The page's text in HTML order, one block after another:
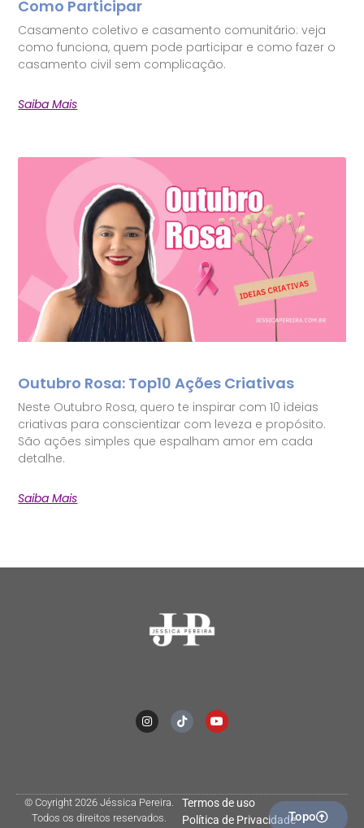
Como Participar
Casamento coletivo e casamento comunitário: veja
como funciona, quem pode participar e como fazer o
casamento civil sem complicação.
Saiba Mais
Outubro Rosa: Top10 Ações Criativas
Neste Outubro Rosa, quero te inspirar com 10 ideias
criativas para conscientizar com leveza e propósito.
São ações simples que espalham amor em cada
detalhe.
Saiba Mais
© Coyright 2026 Jéssica Pereira.
Todos os direitos reservados.
Termos de uso
Política de PrivacidadeTopo